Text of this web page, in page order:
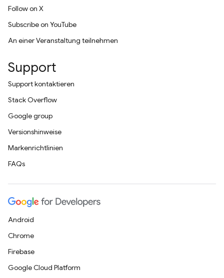
Follow on X
Subscribe on YouTube
An einer Veranstaltung teilnehmen
Support
Support kontaktieren
Stack Overflow
Google group
Versionshinweise
Markenrichtlinien
FAQs
Android
Chrome
Firebase
Google Cloud Platform